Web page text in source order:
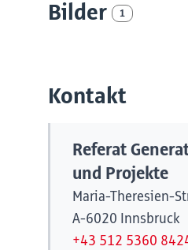
Bilder 1
Kontakt
Referat
und Projekte
Maria-Theresien-
A-6020 Innsbruck
+43 512 5360